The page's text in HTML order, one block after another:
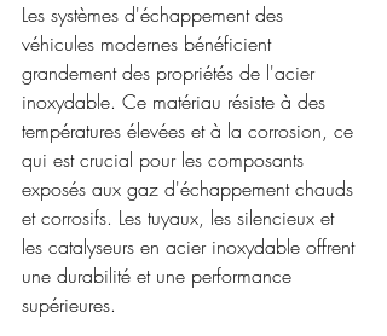
Les systèmes d'échappement des
véhicules modernes bénéficient
grandement des propriétés de l'acier
inoxydable. Ce matériau résiste à des
températures élevées et à la corrosion, ce
qui est crucial pour les composants
exposés aux gaz d'échappement chauds
et corrosifs. Les tuyaux, les silencieux et
les catalyseurs en acier inoxydable offrent
une durabilité et une performance
supérieures.